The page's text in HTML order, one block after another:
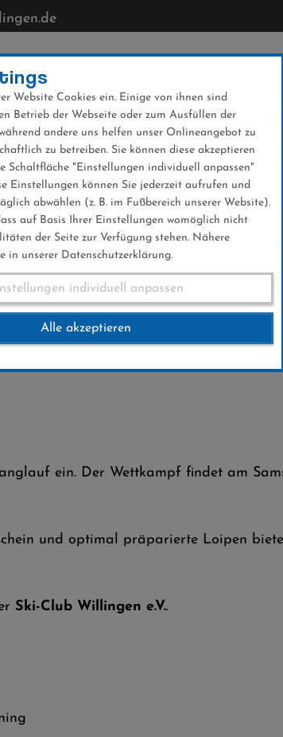
Skilanglauf
ein. Der Wettkampf findet am
und optimal präparierte Loipen
Ski-Club Willingen e.V..
Website Cookies ein. Einige von ihnen sind
Betrieb der Webseite oder zum Ausfüllen der
andere uns helfen unser Onlineangebot zu
zu betreiben. Sie können diese akzeptieren
Schaltfläche "Einstellungen individuell anpassen"
Einstellungen können Sie jederzeit aufrufen und
abwählen (z. B. im Fußbereich unserer Website).
auf Basis Ihrer Einstellungen womöglich nicht
der Seite zur Verfügung stehen. Nähere
in unserer Datenschutzerklärung.
individuell anpassen
Alle akzeptieren